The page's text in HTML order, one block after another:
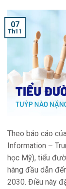
07
Th11
Theo báo cáo
Information –
học Mỹ), tiểu
hàng đầu dẫn
2030. Điều này